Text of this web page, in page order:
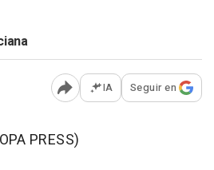
Abrir opciones para
IA Seguir en
PRESS)